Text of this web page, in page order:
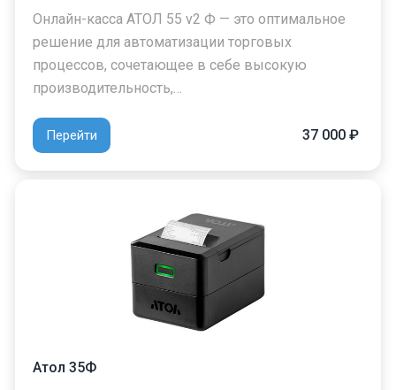
Онлайн-касса АТОЛ 55 v2 Ф — это оптимальное
решение для автоматизации торговых
процессов, сочетающее в себе высокую
производительность,…
Перейти 37 000 ₽
Атол 35Ф